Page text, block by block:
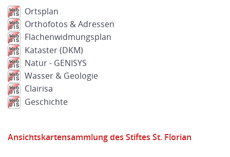
Ortsplan
Orthofotos & Adressen
Flächenwidmungsplan
Kataster (DKM)
Natur - GENISYS
Wasser & Geologie
Clairisa
Geschichte
Ansichtskartensammlung des Stiftes St. Florian